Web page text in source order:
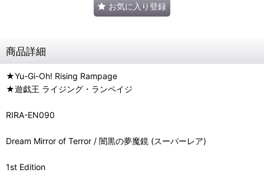
お気に入り登録
商品詳細
★Yu-Gi-Oh! Rising Rampage
★遊戯王 ライジング・ランペイジ
RIRA-EN090
Dream Mirror of Terror / 闇黒の夢魔鏡 (スーパーレア)
1st Edition